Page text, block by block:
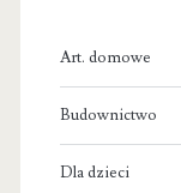
Art. domowe
Budownictwo
Dla dzieci